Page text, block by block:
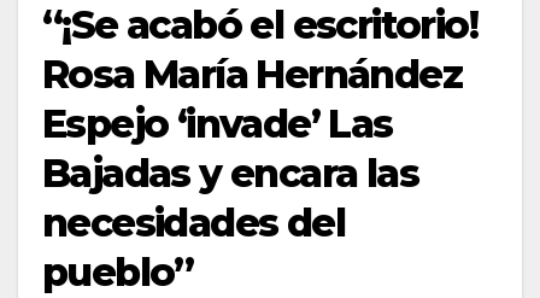
“¡Se acabó el escritorio!
Rosa María Hernández
Espejo ‘invade’ Las
Bajadas y encara las
necesidades del
pueblo”